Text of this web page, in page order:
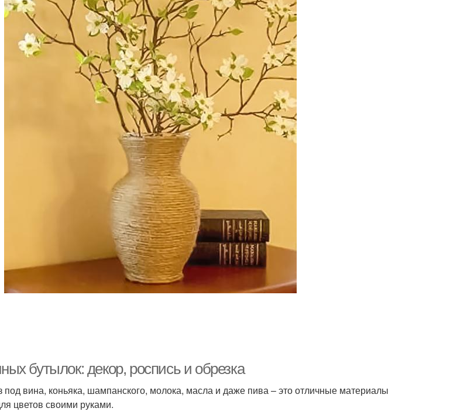
бутылок: декор, роспись и обрезка
под вина, коньяка, шампанского, молока, масла и даже пива – это отличные материалы
цветов своими руками.